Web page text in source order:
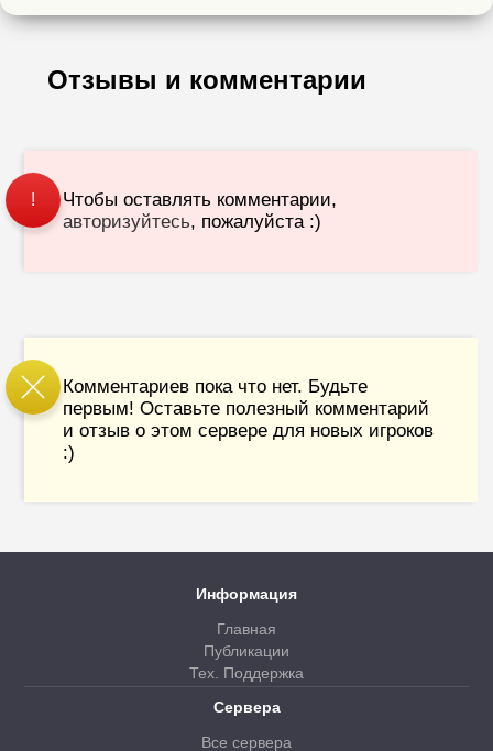
Отзывы и комментарии
!
Чтобы оставлять комментарии,
авторизуйтесь, пожалуйста :)
Комментариев пока что нет. Будьте
первым! Оставьте полезный комментарий
и отзыв о этом сервере для новых игроков
:)
Информация
Главная
Публикации
Тех. Поддержка
Сервера
Все сервера